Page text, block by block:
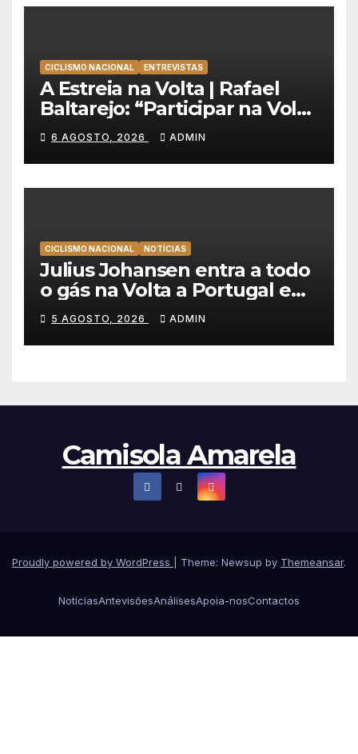
CICLISMO NACIONAL ENTREVISTAS
A Estreia na Volta | Rafael
Baltarejo: “Participar na Volta
a Portugal é o sonho de
qualquer ciclista”
6 AGOSTO, 2026 ADMIN
CICLISMO NACIONAL NOTÍCIAS
Julius Johansen entra a todo
o gás na Volta a Portugal e
lidera dobradinha da UAE
Team Emirates em Lisboa
5 AGOSTO, 2026 ADMIN
Camisola Amarela
Proudly powered by WordPress Theme: Newsup by Themeansar.
NotíciasAntevisõesAnálisesApoia-nosContactos